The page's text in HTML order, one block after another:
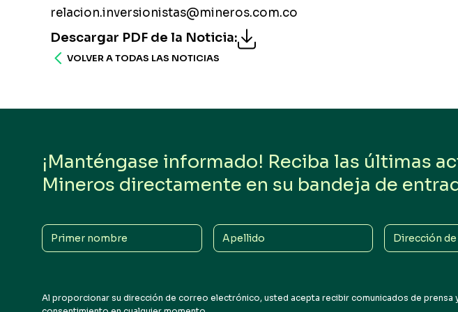
relacion.inversionistas@mineros.com.co
Descargar PDF de la Noticia:
VOLVER A TODAS LAS NOTICIAS
¡Manténgase informado! Reciba las últimas
Mineros directamente en su bandeja de
Primer
nombre
Apellido
Dirección
de
Al proporcionar su dirección de correo electrónico, usted acepta recibir comunicados de prensa